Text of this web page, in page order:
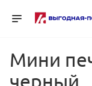
Мини
черный